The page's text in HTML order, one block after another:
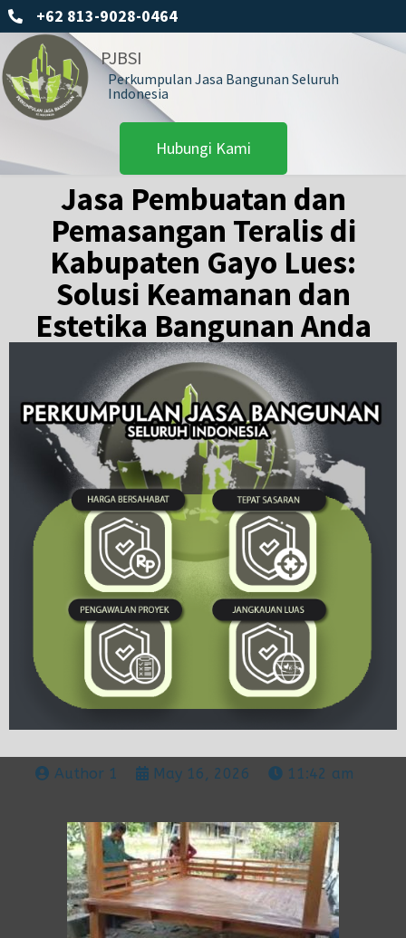
+62 813-9028-0464
PJBSI
Perkumpulan Jasa Bangunan Seluruh
Indonesia
Hubungi Kami
Jasa Pembuatan dan
Pemasangan Teralis di
Kabupaten Gayo Lues:
Solusi Keamanan dan
Estetika Bangunan Anda
Author 1 May 16, 2026 11:42 am